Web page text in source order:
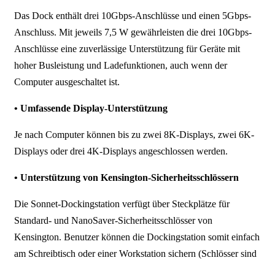
Das Dock enthält drei 10Gbps-Anschlüsse und einen 5Gbps-
Anschluss. Mit jeweils 7,5 W gewährleisten die drei 10Gbps-
Anschlüsse eine zuverlässige Unterstützung für Geräte mit
hoher Busleistung und Ladefunktionen, auch wenn der
Computer ausgeschaltet ist.
• Umfassende Display-Unterstützung
Je nach Computer können bis zu zwei 8K-Displays, zwei 6K-
Displays oder drei 4K-Displays angeschlossen werden.
• Unterstützung von Kensington-Sicherheitsschlössern
Die Sonnet-Dockingstation verfügt über Steckplätze für
Standard- und NanoSaver-Sicherheitsschlösser von
Kensington. Benutzer können die Dockingstation somit einfach
am Schreibtisch oder einer Workstation sichern (Schlösser sind